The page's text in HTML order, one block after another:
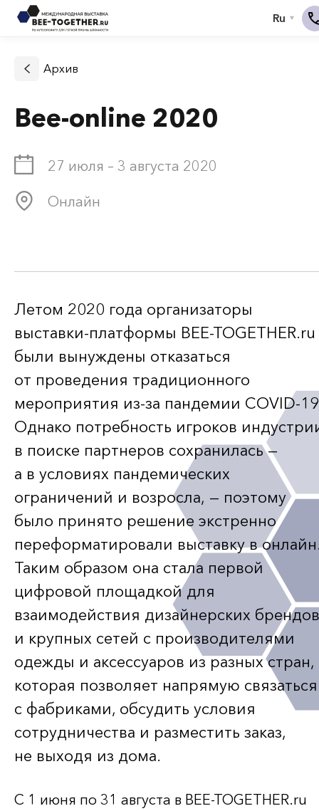
Архив
Bee-online 2020
27 июля – 3 августа 2020
Онлайн
Летом 2020 года организаторы
выставки-платформы BEE-TOGETHER.ru
были вынуждены отказаться
от проведения традиционного
мероприятия из-за пандемии COVID-19
Однако потребность игроков
в поиске партнеров сохранилась —
а в условиях пандемических
ограничений и возросла, — поэтому
было принято решение экстренно
переформатировали выставку в
Таким образом она стала первой
цифровой площадкой для
взаимодействия дизайнерских брендов
и крупных сетей с производителями
одежды и аксессуаров из разных стран,
которая позволяет напрямую связаться
с фабриками, обсудить условия
сотрудничества и разместить заказ,
не выходя из дома.
С 1 июня по 31 августа в BEE-TOGETHER.ru